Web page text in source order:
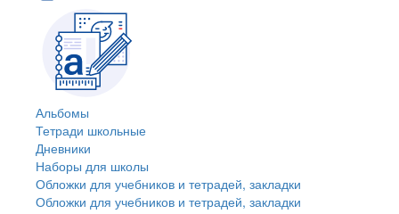
Альбомы
Тетради школьные
Дневники
Наборы для школы
Обложки для учебников и тетрадей, закладки
Обложки для учебников и тетрадей, закладки